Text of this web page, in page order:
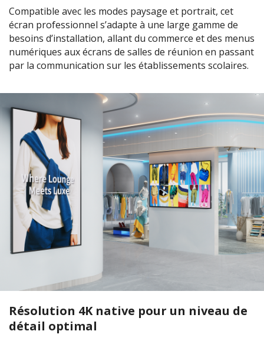
Compatible avec les modes paysage et portrait, cet
écran professionnel s’adapte à une large gamme de
besoins d’installation, allant du commerce et des menus
numériques aux écrans de salles de réunion en passant
par la communication sur les établissements scolaires.
Résolution 4K native pour un niveau de
détail optimal